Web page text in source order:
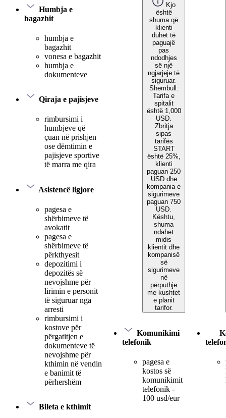
Humbja e
bagazhit
humbja e
bagazhit
vonesa e bagazhit
humbja e
dokumenteve
Qiraja e pajisjeve
rimbursimi i
humbjeve që
çuan në prishjen
ose dëmtimin e
pajisjeve sportive
të marra me qira
Asistencë ligjore
pagesa e
shërbimeve të
avokatit
pagesa e
shërbimeve të
përkthyesit
depozitimi i
depozitës së
nevojshme për
lirimin e personit
të siguruar nga
arresti
rimbursimi i
kostove për
përgatitjen e
dokumenteve të
nevojshme për
kthimin në vendin
e banimit të
përhershëm
Bileta e kthimit
Kjo
është
shuma që
klienti
duhet të
paguajë
pas
ndodhjes
së një
ngjarjeje të
siguruar.
Shembull:
Tarifa e
spitalit
është 1,000
USD.
Zbritja
sipas
tarifës
START
është 25%,
klienti
paguan 250
USD dhe
kompania e
sigurimeve
paguan 750
USD.
Kështu,
shuma
ndahet
midis
klientit dhe
kompanisë
së
sigurimeve
në
përputhje
me kushtet
e planit
tarifor.
Komunikimi
telefonik
pagesa e
kostos së
komunikimit
telefonik -
100 usd/eur